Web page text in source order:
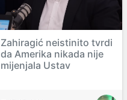
Zahiragić neistinito tvrdi
da Amerika nikada nije
mijenjala Ustav